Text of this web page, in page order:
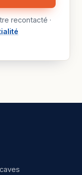
recontacté ·